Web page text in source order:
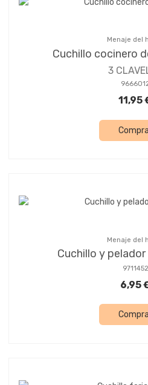
Menaje del
Cuchillo cocinero
3
11,95
Menaje del
Cuchillo y
9711452
6,95